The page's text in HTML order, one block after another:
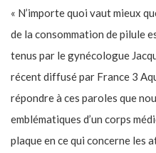
« N’importe quoi vaut mieux
de la consommation de pilule
tenus par le gynécologue
récent diffusé par France 3
répondre à ces paroles que
emblématiques d’un corps
plaque en ce qui concerne les